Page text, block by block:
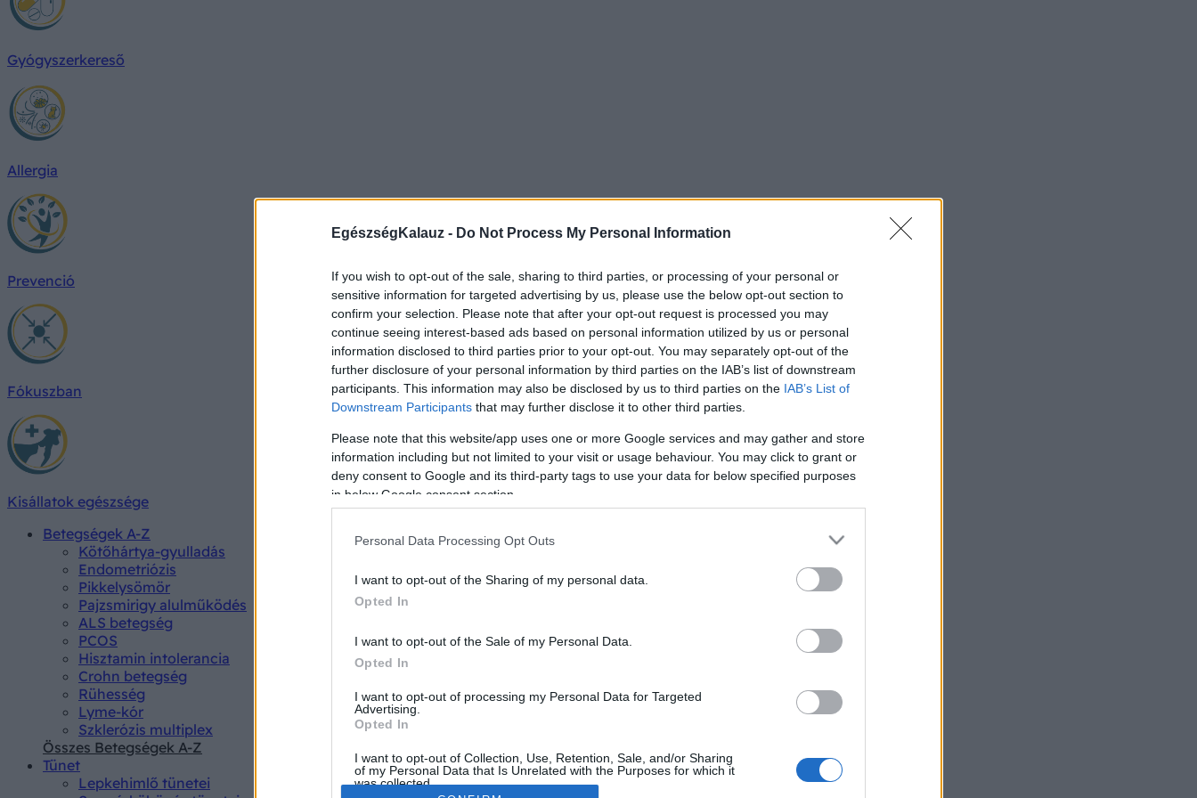
EgészségKalauz - Do Not Process My Personal Information
If you wish to opt-out of the sale, sharing to third parties, or processing of your personal or
sensitive information for targeted advertising by us, please use the below opt-out section to
confirm your selection. Please note that after your opt-out request is processed you may
continue seeing interest-based ads based on personal information utilized by us or personal
information disclosed to third parties prior to your opt-out. You may separately opt-out of the
further disclosure of your personal information by third parties on the IAB’s list of downstream
participants. This information may also be disclosed by us to third parties on the IAB’s List of
Downstream Participants that may further disclose it to other third parties.
Please note that this website/app uses one or more Google services and may gather and store
information including but not limited to your visit or usage behaviour. You may click to grant or
deny consent to Google and its third-party tags to use your data for below specified purposes
in below Google consent section.
Personal Data Processing Opt Outs
I want to opt-out of the Sharing of my personal data.
Opted In
I want to opt-out of the Sale of my Personal Data.
Opted In
I want to opt-out of processing my Personal Data for Targeted
Advertising.
Opted In
I want to opt-out of Collection, Use, Retention, Sale, and/or Sharing
of my Personal Data that Is Unrelated with the Purposes for which it
was collected.
Gyógyszerkereső
Allergia
Prevenció
Fókuszban
Kisállatok egészsége
Betegségek A-Z
Kötőhártya-gyulladás
Endometriózis
Pikkelysömör
Pajzsmirigy alulműködés
ALS betegség
PCOS
Hisztamin intolerancia
Crohn betegség
Rühesség
Lyme-kór
Szklerózis multiplex
Összes Betegségek A-Z
Tünet
Lepkehimlő tünetei